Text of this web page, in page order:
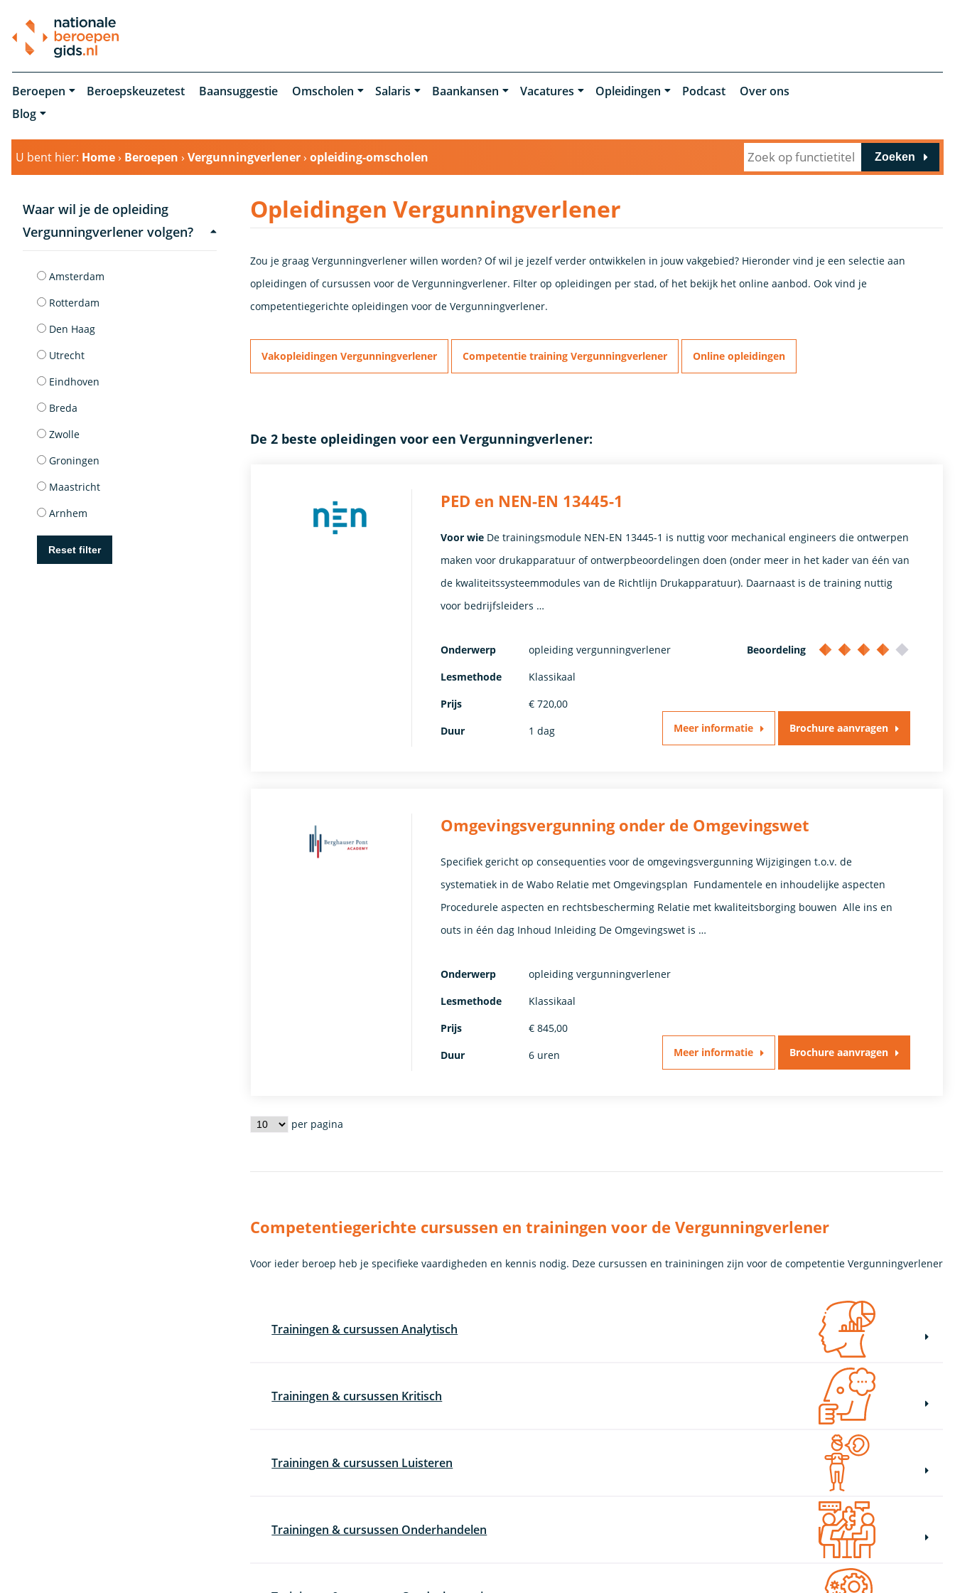
Beroepen Beroepskeuzetest Baansuggestie Omscholen Salaris Baankansen Vacatures Opleidingen Podcast
Over ons
Blog
U bent hier: Home› Beroepen › Vergunningverlener› opleiding-omscholen Zoeken
Waar wil je de opleiding
Vergunningverlener volgen?
Amsterdam
Rotterdam
Den Haag
Utrecht
Eindhoven
Breda
Zwolle
Groningen
Maastricht
Arnhem
Reset filter
Opleidingen Vergunningverlener
Zou je graag Vergunningverlener willen worden? Of wil je jezelf verder ontwikkelen in jouw vakgebied? Hieronder vind je een selectie aan
opleidingen of cursussen voor de Vergunningverlener. Filter op opleidingen per stad, of het bekijk het online aanbod. Ook vind je
competentiegerichte opleidingen voor de Vergunningverlener.
Vakopleidingen Vergunningverlener Competentie training Vergunningverlener Online opleidingen
De 2 beste opleidingen voor een Vergunningverlener:
PED en NEN-EN 13445-1
Voor wie De trainingsmodule NEN-EN 13445-1 is nuttig voor mechanical engineers die ontwerpen
maken voor drukapparatuur of ontwerpbeoordelingen doen (onder meer in het kader van één van
de kwaliteitssysteemmodules van de Richtlijn Drukapparatuur). Daarnaast is de training nuttig
voor bedrijfsleiders …
Onderwerp
opleiding vergunningverlener
Lesmethode
Klassikaal
Prijs
€ 720,00
Duur
1 dag
Beoordeling
Meer informatie Brochure aanvragen
Omgevingsvergunning onder de Omgevingswet
Specifiek gericht op consequenties voor de omgevingsvergunning Wijzigingen t.o.v. de
systematiek in de Wabo Relatie met Omgevingsplan Fundamentele en inhoudelijke aspecten
Procedurele aspecten en rechtsbescherming Relatie met kwaliteitsborging bouwen Alle ins en
outs in één dag Inhoud Inleiding De Omgevingswet is …
Onderwerp
opleiding vergunningverlener
Lesmethode
Klassikaal
Prijs
€ 845,00
Duur
6 uren Meer informatie Brochure aanvragen
per pagina
Competentiegerichte cursussen en trainingen voor de Vergunningverlener
Voor ieder beroep heb je specifieke vaardigheden en kennis nodig. Deze cursussen en traininingen zijn voor de competentie Vergunningverlener
Trainingen & cursussen Analytisch
Trainingen & cursussen Kritisch
Trainingen & cursussen Luisteren
Trainingen & cursussen Onderhandelen